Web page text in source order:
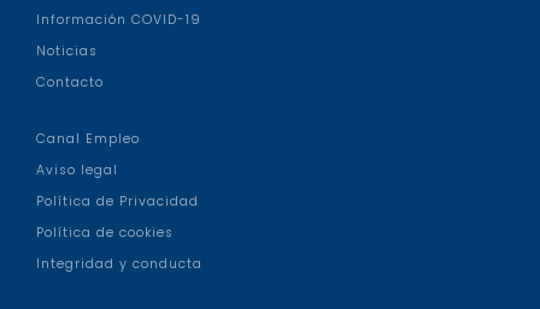
Información COVID-19
Noticias
Contacto
Canal Empleo
Aviso legal
Política de Privacidad
Política de cookies
Integridad y conducta